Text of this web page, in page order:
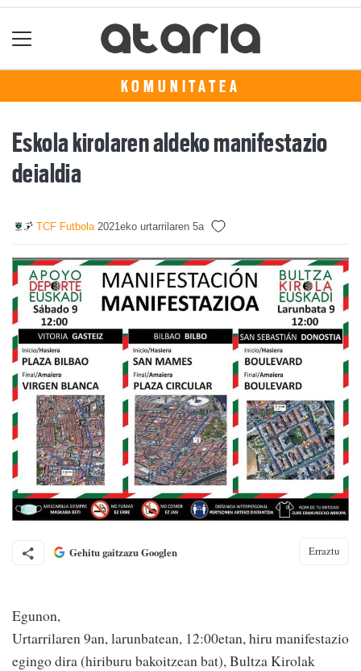
KOMUNITATEA
Eskola kirolaren aldeko manifestazio
deialdia
TCF Futbola 2021eko urtarrilaren 5a
Gehitu gaitzazu Googlen Erraztu
Egunon,
Urtarrilaren 9an, larunbatean, 12:00etan, hiru manifestazio
egingo dira (hiriburu bakoitzean bat), Bultza Kirolak